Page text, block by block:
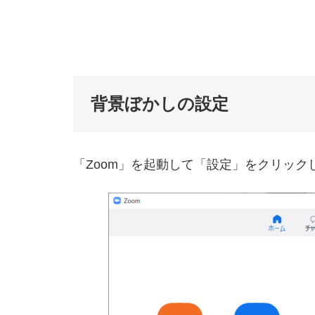
背景ぼかしの設定
「Zoom」を起動して「設定」をクリック